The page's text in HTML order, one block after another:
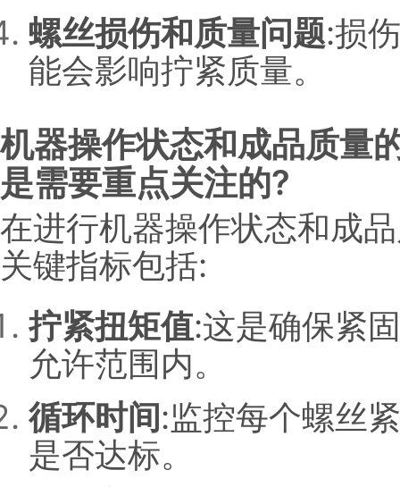
螺丝损伤和质量问题:损
能会影响拧紧质量。
机器操作状态和成品质量
是需要重点关注的?
在进行机器操作状态和成
关键指标包括:
拧紧扭矩值:这是确保紧
允许范围内。
循环时间:监控每个螺丝
是否达标。